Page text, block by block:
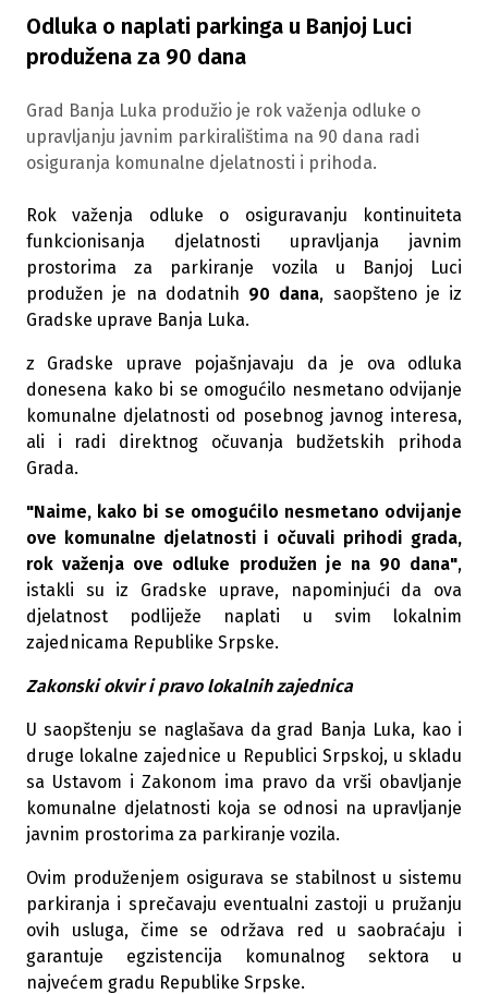
Odluka o naplati parkinga u Banjoj Luci
produžena za 90 dana
Grad Banja Luka produžio je rok važenja odluke o
upravljanju javnim parkiralištima na 90 dana radi
osiguranja komunalne djelatnosti i prihoda.
Rok važenja odluke o osiguravanju kontinuiteta
funkcionisanja djelatnosti upravljanja javnim
prostorima za parkiranje vozila u Banjoj Luci
produžen je na dodatnih 90 dana, saopšteno je iz
Gradske uprave Banja Luka.
z Gradske uprave pojašnjavaju da je ova odluka
donesena kako bi se omogućilo nesmetano odvijanje
komunalne djelatnosti od posebnog javnog interesa,
ali i radi direktnog očuvanja budžetskih prihoda
Grada.
"Naime, kako bi se omogućilo nesmetano odvijanje
ove komunalne djelatnosti i očuvali prihodi grada,
rok važenja ove odluke produžen je na 90 dana",
istakli su iz Gradske uprave, napominjući da ova
djelatnost podliježe naplati u svim lokalnim
zajednicama Republike Srpske.
Zakonski okvir i pravo lokalnih zajednica
U saopštenju se naglašava da grad Banja Luka, kao i
druge lokalne zajednice u Republici Srpskoj, u skladu
sa Ustavom i Zakonom ima pravo da vrši obavljanje
komunalne djelatnosti koja se odnosi na upravljanje
javnim prostorima za parkiranje vozila.
Ovim produženjem osigurava se stabilnost u sistemu
parkiranja i sprečavaju eventualni zastoji u pružanju
ovih usluga, čime se održava red u saobraćaju i
garantuje egzistencija komunalnog sektora u
najvećem gradu Republike Srpske.